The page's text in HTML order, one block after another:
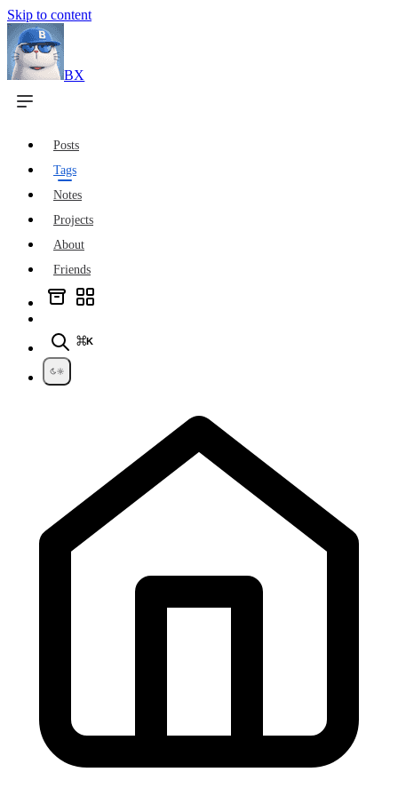
Skip to content
BX
Posts
Tags
Notes
Projects
About
Friends
⌘K